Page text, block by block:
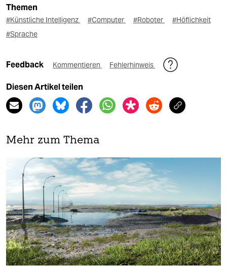
Themen
#Künstliche Intelligenz #Computer #Roboter
#Höflichkeit
#Sprache
Feedback Kommentieren Fehlerhinweis
Diesen Artikel teilen
Mehr zum Thema